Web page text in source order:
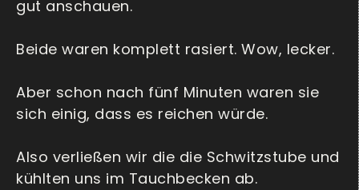
gut anschauen.
Beide waren komplett rasiert. Wow, lecker.
Aber schon nach fünf Minuten waren sie
sich einig, dass es reichen würde.
Also verließen wir die die Schwitzstube und
kühlten uns im Tauchbecken ab.